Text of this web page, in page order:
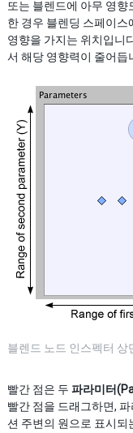
또는 블렌드에 아무 영
한 경우 블렌딩 스페이
영향을 가지는 위치입니
서 해당 영향력이 줄어듭
블렌드 노드 인스펙터 상
빨간 점은 두 파라미터
빨간 점을 드래그하면,
션 주변의 원으로 표시되